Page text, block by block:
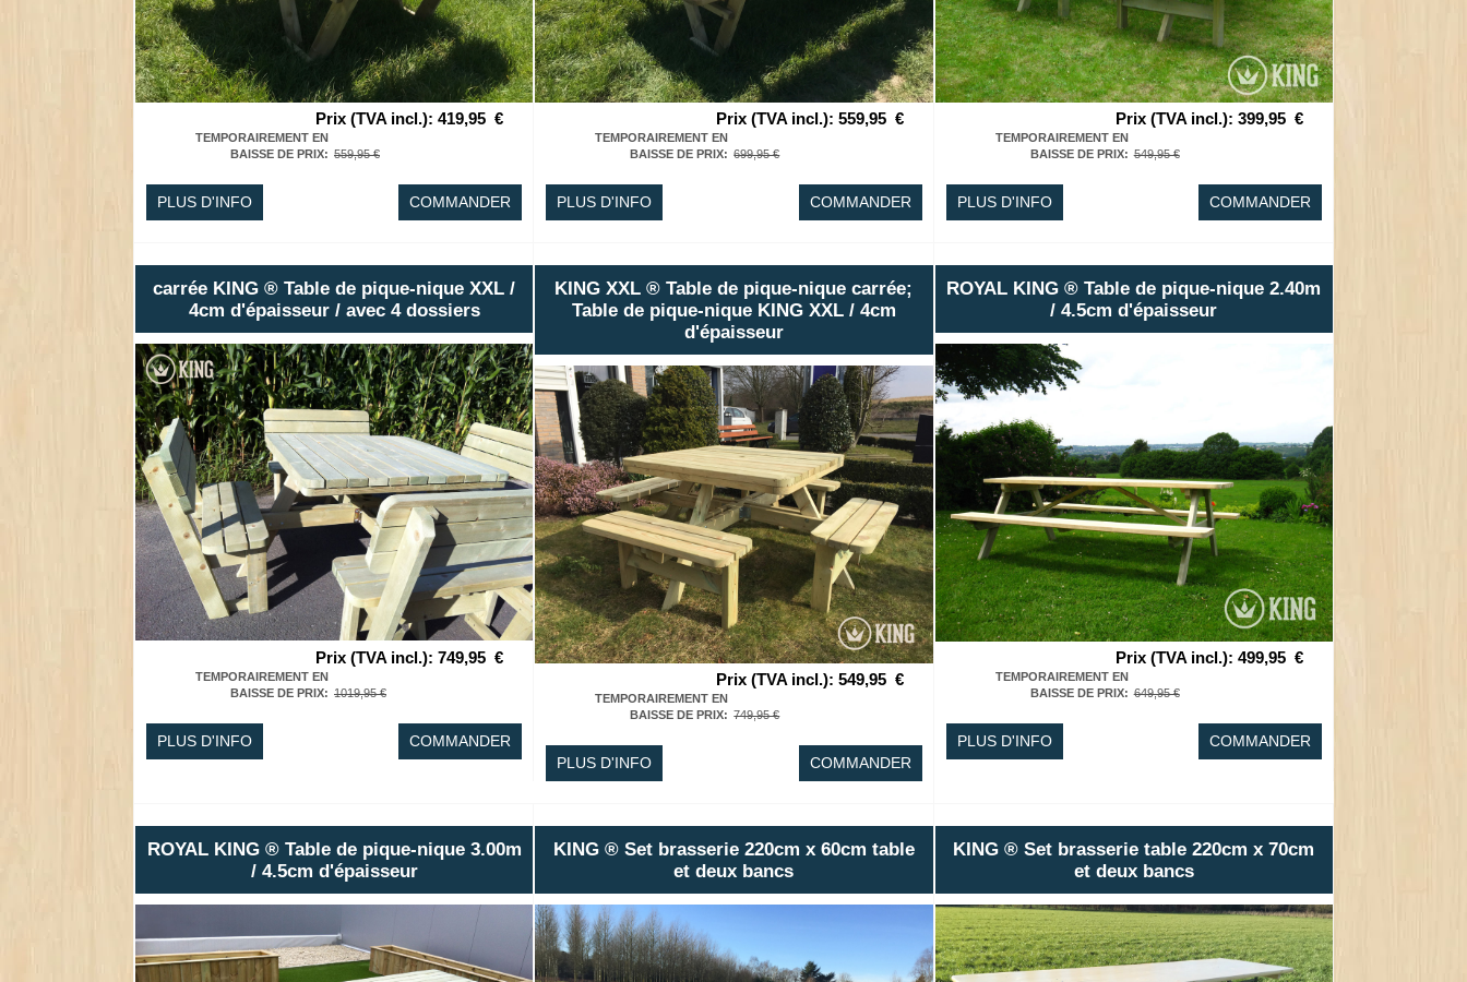
Prix (TVA incl.):419,95 €
TEMPORAIREMENT EN
BAISSE DE PRIX: 559,95 €
PLUS D'INFO COMMANDER
Prix (TVA incl.): 559,95 €
TEMPORAIREMENT EN
BAISSE DE PRIX: 699,95 €
PLUS D'INFO COMMANDER
Prix (TVA incl.): 399,95 €
TEMPORAIREMENT EN
BAISSE DE PRIX: 549,95 €
PLUS D'INFO COMMANDER
carrée KING ® Table de pique-nique XXL /
4cm d'épaisseur / avec 4 dossiers
Prix (TVA incl.):749,95 €
TEMPORAIREMENT EN
BAISSE DE PRIX: 1019,95 €
PLUS D'INFO COMMANDER
KING XXL ® Table de pique-nique carrée;
Table de pique-nique KING XXL / 4cm
d'épaisseur
Prix (TVA incl.): 549,95 €
TEMPORAIREMENT EN
BAISSE DE PRIX: 749,95 €
PLUS D'INFO COMMANDER
ROYAL KING ® Table de pique-nique 2.40m
/ 4.5cm d'épaisseur
Prix (TVA incl.): 499,95 €
TEMPORAIREMENT EN
BAISSE DE PRIX: 649,95 €
PLUS D'INFO COMMANDER
ROYAL KING ® Table de pique-nique 3.00m
/ 4.5cm d'épaisseur
KING ® Set brasserie 220cm x 60cm table
et deux bancs
KING ® Set brasserie table 220cm x 70cm
et deux bancs